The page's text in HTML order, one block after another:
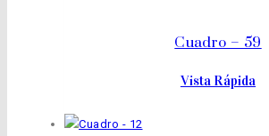
Cuadro – 59
Vista Rápida